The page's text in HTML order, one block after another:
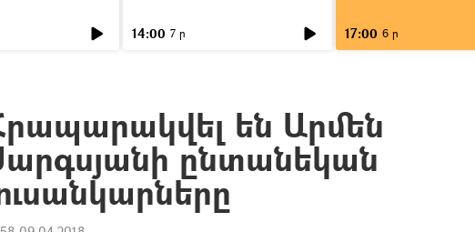
14:00 7 ր 17:00 6 ր
են Արմեն
ընտանեկան